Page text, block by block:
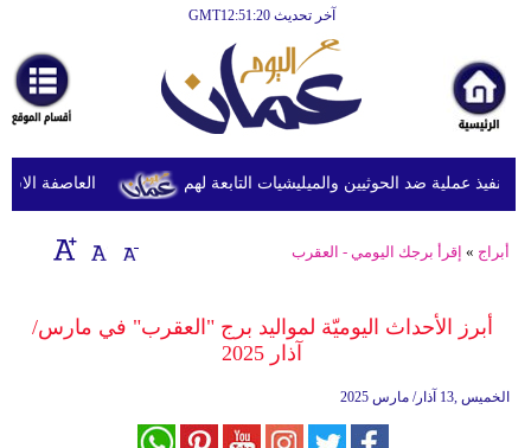
آخر تحديث GMT12:51:20
أخبارعاجلة
رياضة
ثقافة
إقتصاد
وموسيقى
العاصفة عملية ضد الحوثيين والميليشيات التابعة لهم
أبراج » إقرأ برجك اليومي - العقرب
أبرز الأحداث اليوميّة لمواليد برج "العقرب" في مارس/
آذار 2025
الخميس ,13 آذار/ مارس 2025